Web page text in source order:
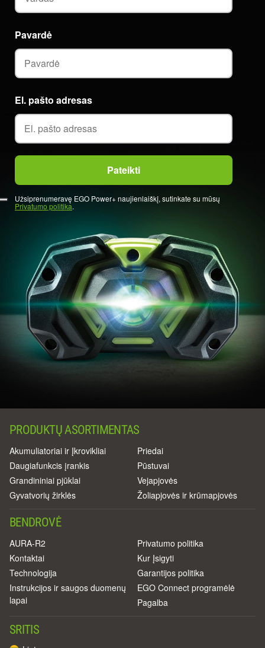
El. pašto adresas
Pavardė
Užsiprenumeravę EGO Power+ naujienlaiškį, sutinkate su mūsų
Privatumo politika.
PRODUKTŲ ASORTIMENTAS
Akumuliatoriai ir Įkrovikliai
Daugiafunkcis įrankis
Grandininiai pjūklai
Gyvatvorių žirklės
Priedai
Pūstuvai
Vejapjovės
Žoliapjovės ir krūmapjovės
BENDROVĖ
AURA-R2
Kontaktai
Technologija
Instrukcijos ir saugos duomenų
lapai
Privatumo politika
Kur Įsigyti
Garantijos politika
EGO Connect programėlė
Pagalba
SRITIS